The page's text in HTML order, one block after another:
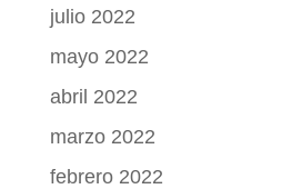
julio 2022
mayo 2022
abril 2022
marzo 2022
febrero 2022